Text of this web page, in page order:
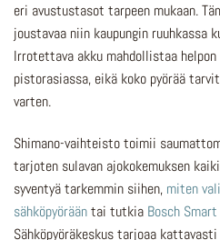
eri avustustasot tarpeen mukaan.
joustavaa niin kaupungin
Irrotettava akku mahdollistaa
pistorasiassa, eikä koko pyörää
varten.
Shimano-vaihteisto toimii
tarjoten sulavan ajokokemuksen
syventyä tarkemmin siihen, miten
sähköpyörääntai tutkia Bosch
Sähköpyöräkeskus tarjoaa